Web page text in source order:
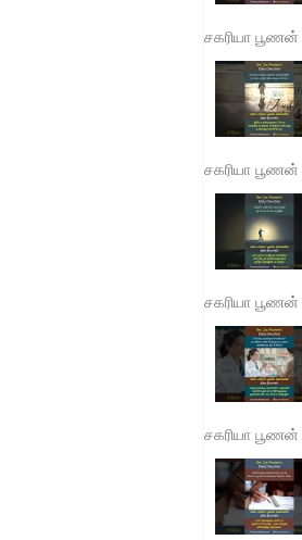
சகரியா பூணன்
சகரியா பூணன்
சகரியா பூணன்
சகரியா பூணன்